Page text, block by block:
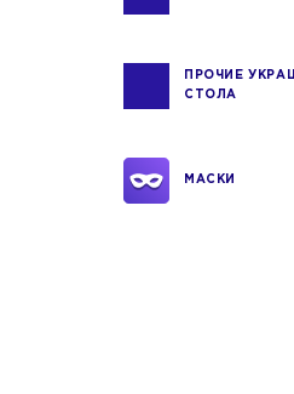
ПРОЧИЕ
СТОЛА
МАСКИ